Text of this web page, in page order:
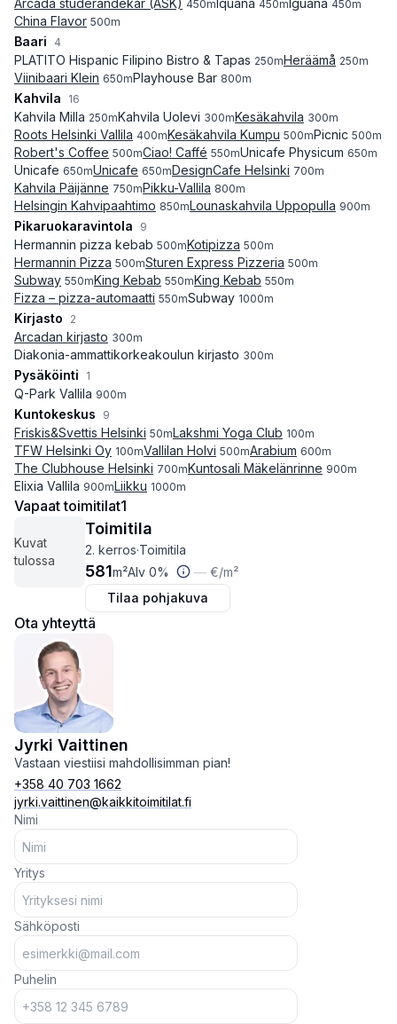
Arcada studerandekår (ASK) 450mIquana 450mIguana 450m
China Flavor 500m
Baari 4
PLATITO Hispanic Filipino Bistro & Tapas 250mHeräämå 250m
Viinibaari Klein 650mPlayhouse Bar 800m
Kahvila 16
Kahvila Milla 250mKahvila Uolevi 300mKesäkahvila 300m
Roots Helsinki Vallila 400mKesäkahvila Kumpu 500mPicnic 500m
Robert's Coffee 500mCiao! Caffé 550mUnicafe Physicum 650m
Unicafe 650mUnicafe 650mDesignCafe Helsinki 700m
Kahvila Päijänne 750mPikku-Vallila 800m
Helsingin Kahvipaahtimo 850mLounaskahvila Uppopulla 900m
Pikaruokaravintola 9
Hermannin pizza kebab 500mKotipizza 500m
Hermannin Pizza 500mSturen Express Pizzeria 500m
Subway 550mKing Kebab 550mKing Kebab 550m
Fizza – pizza-automaatti 550mSubway 1000m
Kirjasto 2
Arcadan kirjasto 300m
Diakonia-ammattikorkeakoulun kirjasto 300m
Pysäköinti 1
Q-Park Vallila 900m
Kuntokeskus 9
Friskis&Svettis Helsinki 50mLakshmi Yoga Club 100m
TFW Helsinki Oy 100mVallilan Holvi 500mArabium 600m
The Clubhouse Helsinki 700mKuntosali Mäkelänrinne 900m
Elixia Vallila 900mLiikku 1000m
Vapaat toimitilat1
Kuvat
tulossa
Toimitila
2. kerros·Toimitila
581m²Alv 0% — €/m²
Tilaa pohjakuva
Ota yhteyttä
Jyrki Vaittinen
Vastaan viestiisi mahdollisimman pian!
+358 40 703 1662
jyrki.vaittinen@kaikkitoimitilat.fi
Nimi
Yritys
Sähköposti
Puhelin